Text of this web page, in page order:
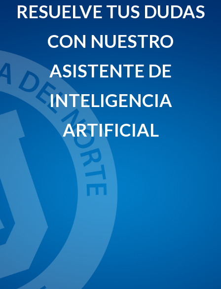
RESUELVE TUS DUDAS
CON NUESTRO
ASISTENTE DE
INTELIGENCIA
ARTIFICIAL